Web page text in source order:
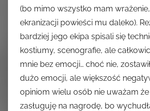
(bo mimo wszystko mam
ekranizacji powieści mu daleko).
bardziej jego ekipa spisali się
kostiumy, scenografie, ale
mnie bez emocji… choć nie,
dużo emocji, ale większość
opiniom wielu osób nie uważam
zasługuję na nagrodę, bo